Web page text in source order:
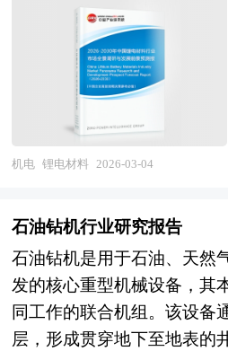
提升，专业化企业在特定材
用领域形成技术壁垒，跨界
件、医疗、航空）催生新型
路线单一、应用拓展缓慢、
淘汰。 本研究咨询报告由中
撰写，在大量周密的市场调
信息中心、国务院发展研究
全国商业信息中心、中国经
行业研究网、全国及海外相
以及增材制造行业研究单位
料。报告对我国增材制造行
状、子行业发展变化等进行
仪器与高端芯片制造中的特
产业形态；量子计算、单光
等前沿应用对原子级制造提
小、商业模式不清。在人才
合型人才极度短缺，物理、
的研究人员协同不足；国际
演进方向，人工智能与自动
控，从人工操作向智能识别
升级，提升效率与可靠性；
探针、光镊、电子束、自组
杂三维结构的原子级构建；
产线核心装备转变，其产业
自适应加工、云制造服务等
前，中国数控机床行业正处
突破的关键转型期。经过多
持，我国已形成较为完整的
业规模位居世界前列，在中
力，部分龙头企业在中高端
进口替代，军工、能源等关
著提升。未来，中国数控机
国"战略与"工业母机高质量
进入高端突破与生态繁荣的
看，制造业转型升级与战略
锰酸锂）、负极材料（人造
材料）、电解液（溶剂、锂
（湿法隔膜、干法隔膜、涂
结剂等辅材，涉及材料化学
精密制造等多学科深度交叉
快、资本投入密集、下游绑
的战略性基础材料，锂电材
能源汽车产业竞争力与新型
在，其产业属性兼具新能源
新材料的技术竞争性的双重
料产业水平与全球能源转型
机电 锂电材料 2026-03-04
石油钻机行业研究报告
石油钻机是用于石油、天然
发的核心重型机械设备，其
同工作的联合机组。该设备
层，形成贯穿地下至地表的